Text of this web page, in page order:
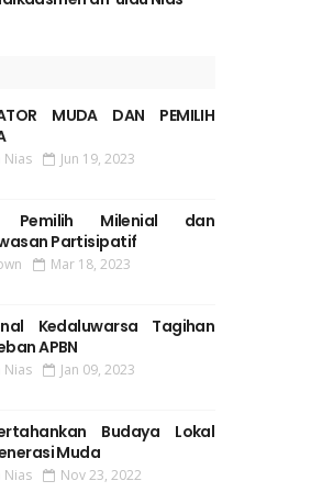
MUDA DAN PEMILIH
Nias Jun 19, 2023
Pemilih Milenial dan
Partisipatif
Mar 18, 2023
Kedaluwarsa Tagihan
APBN
Nias Jan 09, 2023
Budaya Lokal
Muda
Nias Nov 23, 2022